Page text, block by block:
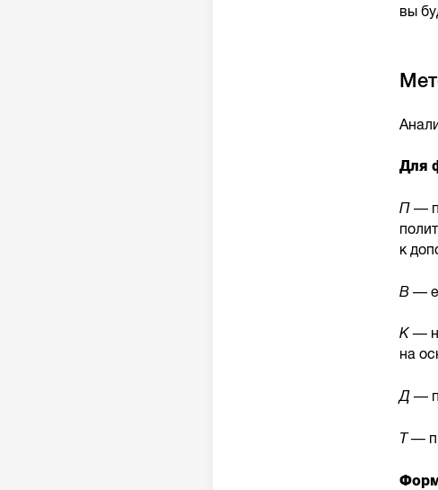
вы
Для
П —
к
В—
К —
на
Д —
T —